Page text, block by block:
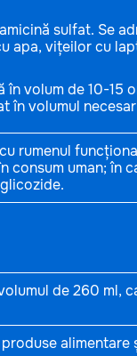
sulfat. Se
apa, vițeilor cu
volum de 10-15
în volumul
rumenul
consum uman; în
de 260 ml,
alimentare